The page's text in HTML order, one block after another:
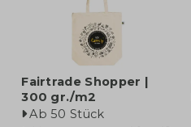
Fairtrade Shopper |
300 gr./m2
Ab 50 Stück